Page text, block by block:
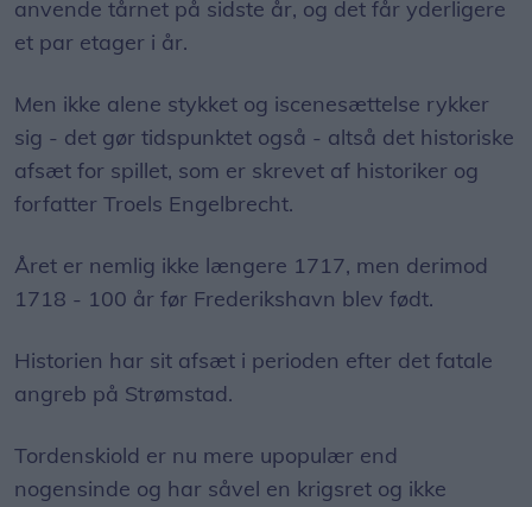
anvende tårnet på sidste år, og det får yderligere
et par etager i år.
Men ikke alene stykket og iscenesættelse rykker
sig - det gør tidspunktet også - altså det historiske
afsæt for spillet, som er skrevet af historiker og
forfatter Troels Engelbrecht.
Året er nemlig ikke længere 1717, men derimod
1718 - 100 år før Frederikshavn blev født.
Historien har sit afsæt i perioden efter det fatale
angreb på Strømstad.
Tordenskiold er nu mere upopulær end
nogensinde og har såvel en krigsret og ikke